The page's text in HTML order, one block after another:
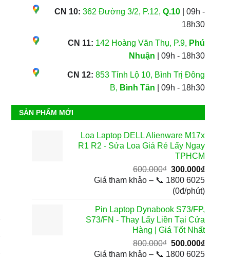
CN 10: 362 Đường 3/2, P.12,Q.10 | 09h -
18h30
CN 11: 142 Hoàng Văn Thụ, P.9, Phú
Nhuận | 09h - 18h30
CN 12: 853 Tỉnh Lộ 10, Bình Trị Đông
B, Bình Tân | 09h - 18h30
SẢN PHẨM MỚI
Loa Laptop DELL Alienware M17x
R1 R2 - Sửa Loa Giá Rẻ Lấy Ngay
TPHCM
600.000₫ Giá
gốc
là:
300.000₫Giá
hiện
tại
Giá tham khảo – 📞 1800 6025
(0đ/phút)
Pin Laptop Dynabook S73/FP,
S73/FN - Thay Lấy Liền Tại Cửa
Hàng | Giá Tốt Nhất
800.000₫ Giá
gốc
500.000₫Giá
hiện
Giá tham khảo – 📞 1800 6025